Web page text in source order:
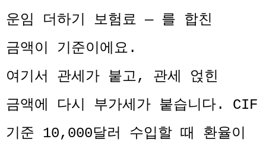
운임 더하기 보험료 — 를 합친
금액이 기준이에요.
여기서 관세가 붙고, 관세 얹힌
금액에 다시 부가세가 붙습니다. CIF
기준 10,000달러 수입할 때 환율이